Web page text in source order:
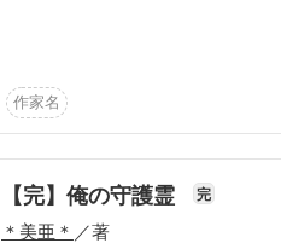
現があるかもしれません。
作家名
【完】俺の守護霊 完
＊美亜＊ ／著